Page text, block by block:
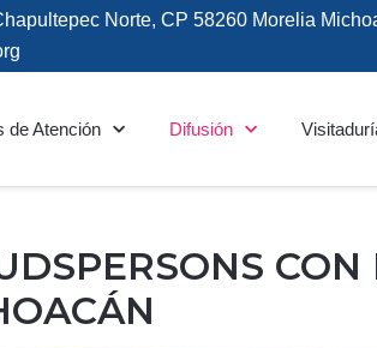
Norte, CP 58260 Morelia
de Atención Difusión